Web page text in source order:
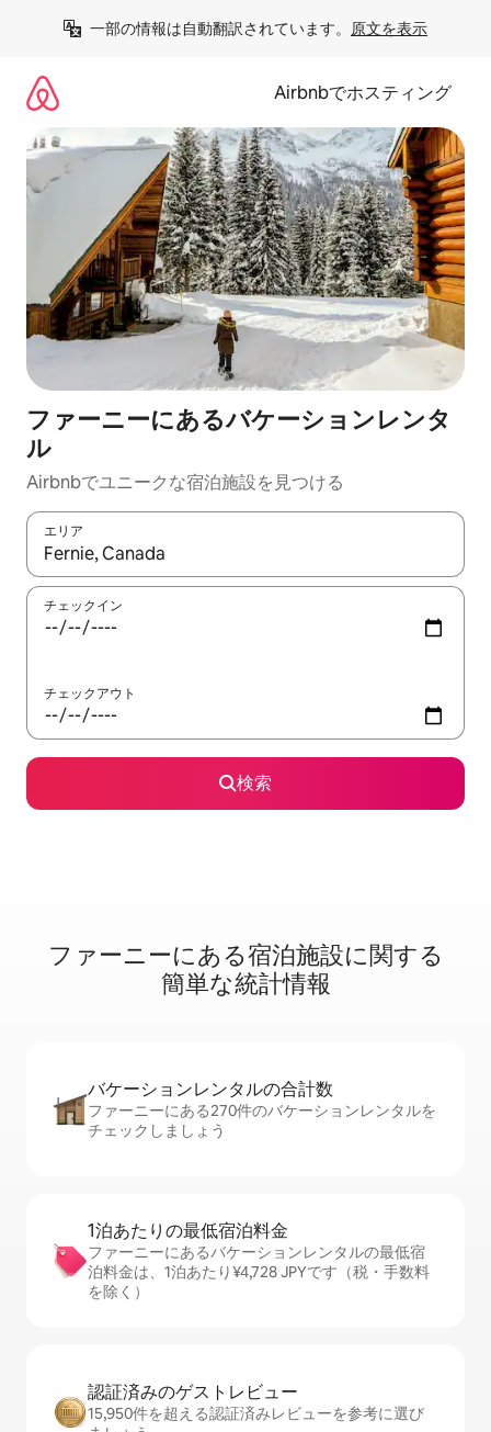
一部の情報は自動翻訳されています。 原文を表示
Airbnbでホスティング
ファーニーにあるバケーションレンタ
ル
Airbnbでユニークな宿泊施設を見つける
エリア
検索結果が表示されたら、上下の矢印キーを使って移動するか
チェックイン
チェックアウト
検索
ファーニーに⁠あ⁠る宿⁠泊⁠施⁠設⁠に関⁠す⁠る
簡⁠単⁠な統⁠計⁠情⁠報
バケーションレ⁠ン⁠タ⁠ル⁠の合⁠計⁠数
ファーニーにある270件のバケーションレンタルを
チェックしましょう
1泊あたりの最⁠低⁠宿⁠泊⁠料⁠金
ファーニーにあるバケーションレンタルの最低宿
泊料金は、1泊あたり¥4,728 JPYです（税・手数料
を除く）
認証済みのゲ⁠ス⁠ト⁠レ⁠ビ⁠ュ⁠ー
15,950件を超える認証済みレビューを参考に選び